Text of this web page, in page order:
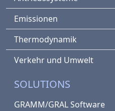
Emissionen
Thermodynamik
Verkehr und Umwelt
SOLUTIONS
GRAMM/GRAL Software